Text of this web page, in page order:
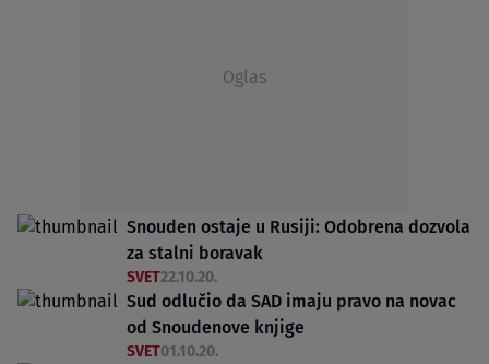
Oglas
Snouden ostaje u Rusiji: Odobrena dozvola
za stalni boravak
SVET22.10.20.
Sud odlučio da SAD imaju pravo na novac
od Snoudenove knjige
SVET01.10.20.